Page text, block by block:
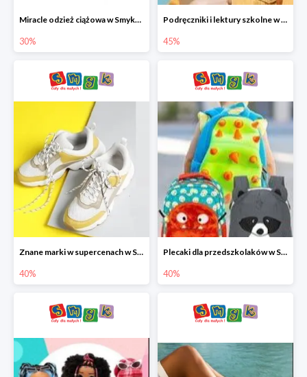
Miracle odzież ciążowa w Smyku co -30%
30%
Podręczniki i lektury szkolne w Smyku do -45%
45%
Znane marki w supercenach w Smyku - buty do -40%
40%
Plecaki dla przedszkolaków w Smyku do -40%
40%